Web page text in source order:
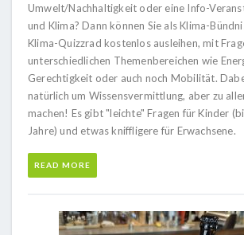
Umwelt/Nachhaltigkeit oder eine Info-
und Klima? Dann können Sie als Klima-
Klima-Quizzrad kostenlos ausleihen, mit
unterschiedlichen Themenbereichen wie
Gerechtigkeit oder auch noch Mobilität.
natürlich um Wissensvermittlung, aber zu
machen! Es gibt "leichte" Fragen für Kinder
Jahre) und etwas kniffligere für Erwachsene.
READ MORE